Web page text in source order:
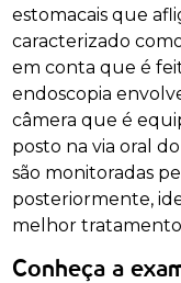
estomacais que
caracterizado
em conta que é
endoscopia
câmera que é
posto na via oral
são monitoradas
posteriormente,
melhor tratamento
Conheça a